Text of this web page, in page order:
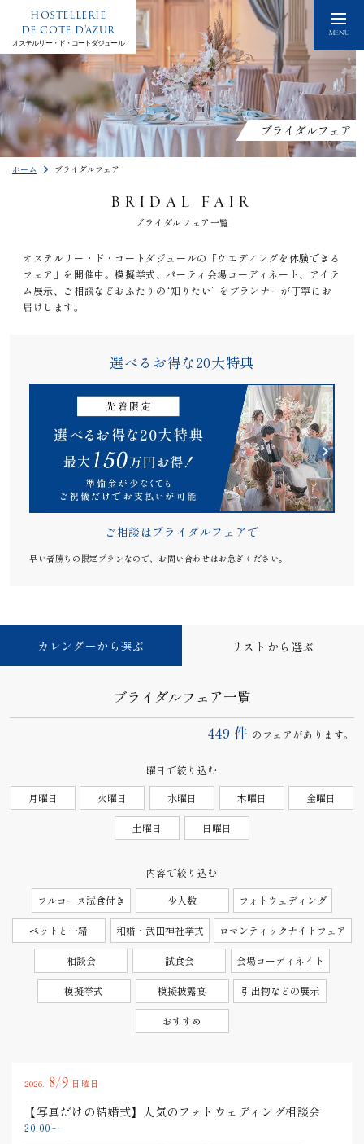
MENU
HOSTELLERIE
DE COTE D'AZUR
オステルリー・ド・コートダジュール
ブライダルフェア
ホーム ブライダルフェア
BRIDAL FAIR
ブライダルフェア一覧
オステルリー・ド・コートダジュールの「ウエディングを体験できる
フェア」を開催中。模擬挙式、パーティ会場コーディネート、アイテ
ム展⽰、ご相談などおふたりの“知りたい” をプランナーが丁寧にお
届けします。
選べるお得な20大特典
ご相談はブライダルフェアで
早い者勝ちの限定プランなので、お問い合わせはお急ぎください。
カレンダーから選ぶ リストから選ぶ
ブライダルフェア一覧
449 件 のフェアがあります。
曜日で絞り込む
月曜日
火曜日 水曜日 木曜日 金曜日
土曜日 日曜日
内容で絞り込む
フルコース試食付き
少人数 フォトウェディング
ペットと一緒 和婚・武田神社挙式 ロマンティックナイトフェア
相談会 試食会 会場コーディネイト
模擬挙式 模擬披露宴 引出物などの展示
おすすめ
2026. 8/9 日曜日
【写真だけの結婚式】人気のフォトウェディング相談会
20:00 〜